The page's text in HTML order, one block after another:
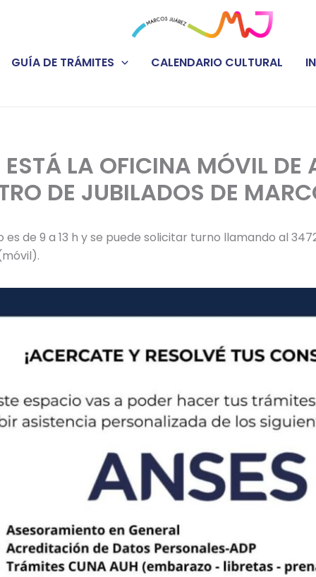
GUÍA DE TRÁMITES CALENDARIO CULTURAL
LA OFICINA MÓVIL DE
DE JUBILADOS DE
es de 9 a 13 h y se puede solicitar turno llamando al